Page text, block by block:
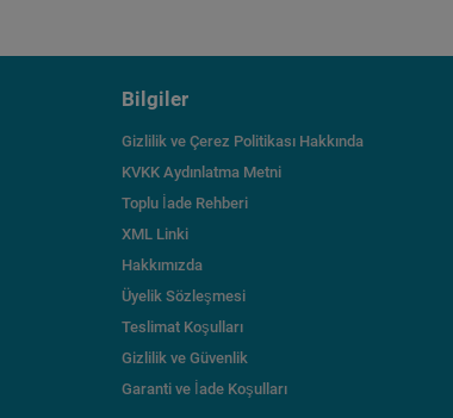
Bilgiler
Gizlilik ve Çerez Politikası Hakkında
KVKK Aydınlatma Metni
Toplu İade Rehberi
XML Linki
Hakkımızda
Üyelik Sözleşmesi
Teslimat Koşulları
Gizlilik ve Güvenlik
Garanti ve İade Koşulları